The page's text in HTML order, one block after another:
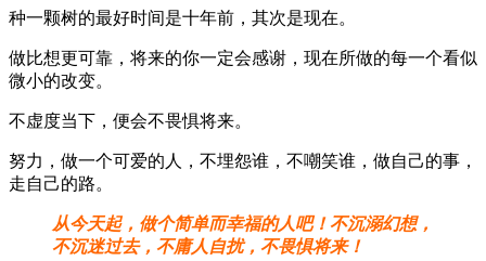
种一颗树的最好时间是十年前，其次是现在。
做比想更可靠，将来的你一定会感谢，现在所做的每一个看似
微小的改变。
不虚度当下，便会不畏惧将来。
努力，做一个可爱的人，不埋怨谁，不嘲笑谁，做自己的事，
走自己的路。
从今天起，做个简单而幸福的人吧！不沉溺幻想，
不沉迷过去，不庸人自扰，不畏惧将来！